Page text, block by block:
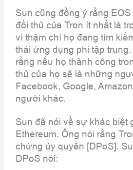
Sun cũng đồng ý rằng
đối thủ của Tron ít nhất là
vì thậm chí họ đang tìm
thái ứng dụng phi tập
rằng nếu họ thành công
thủ của họ sẽ là những
Facebook, Google,
người khác.
Sun đã nói về sự khác biệt
Ethereum. Ông nói rằng
chứng ủy quyền [DPoS].
DPoS nói: